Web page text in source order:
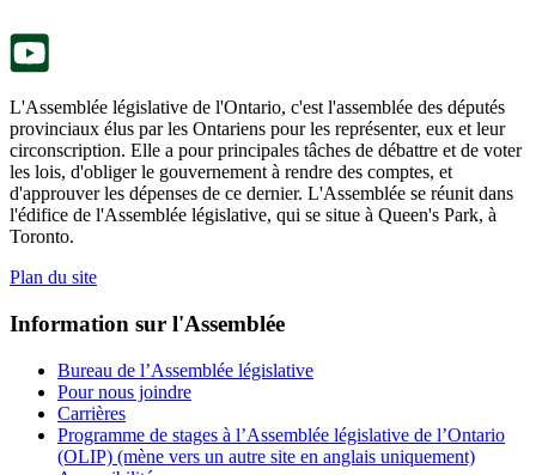
L'Assemblée législative de l'Ontario, c'est l'assemblée des députés
provinciaux élus par les Ontariens pour les représenter, eux et leur
circonscription. Elle a pour principales tâches de débattre et de voter
les lois, d'obliger le gouvernement à rendre des comptes, et
d'approuver les dépenses de ce dernier. L'Assemblée se réunit dans
l'édifice de l'Assemblée législative, qui se situe à Queen's Park, à
Toronto.
Plan du site
Information sur l'Assemblée
Bureau de l’Assemblée législative
Pour nous joindre
Carrières
Programme de stages à l’Assemblée législative de l’Ontario
(OLIP) (mène vers un autre site en anglais uniquement)